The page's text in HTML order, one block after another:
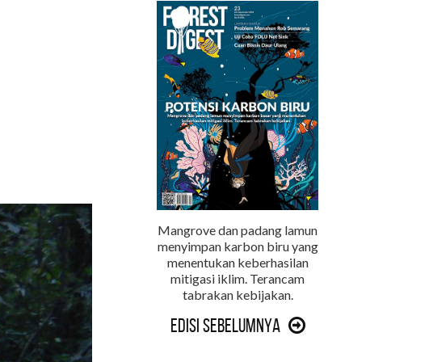
Mangrove dan padang lamun
menyimpan karbon biru yang
menentukan keberhasilan
mitigasi iklim. Terancam
tabrakan kebijakan.
Edisi Sebelumnya